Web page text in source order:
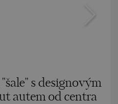
s designovým
autem od centra